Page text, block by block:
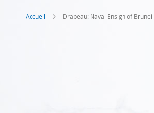
Accueil Drapeau: Naval Ensign of